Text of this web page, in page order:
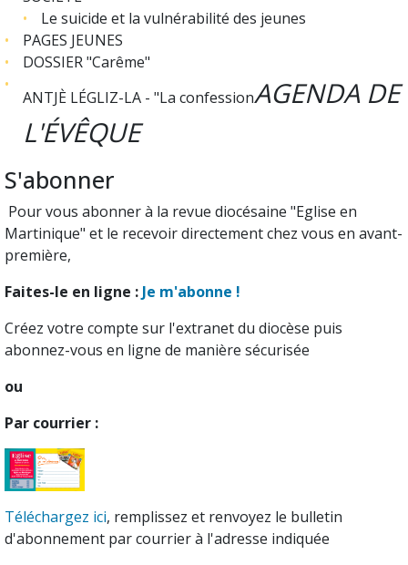
Le suicide et la vulnérabilité des jeunes
PAGES JEUNES
DOSSIER "Carême"
ANTJÈ LÉGLIZ-LA - "La confessionAGENDA DE
L'ÉVÊQUE
S'abonner
Pour vous abonner à la revue diocésaine "Eglise en
Martinique" et le recevoir directement chez vous en avant-
première,
Faites-le en ligne : Je m'abonne !
Créez votre compte sur l'extranet du diocèse puis
abonnez-vous en ligne de manière sécurisée
ou
Par courrier :
Téléchargez ici, remplissez et renvoyez le bulletin
d'abonnement par courrier à l'adresse indiquée